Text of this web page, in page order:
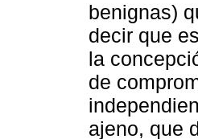
benignas)
decir que
la
de
ajeno, que